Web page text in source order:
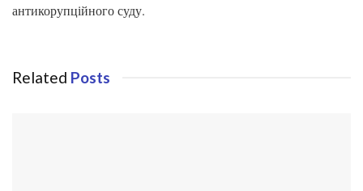
антикорупційного суду.
Related Posts